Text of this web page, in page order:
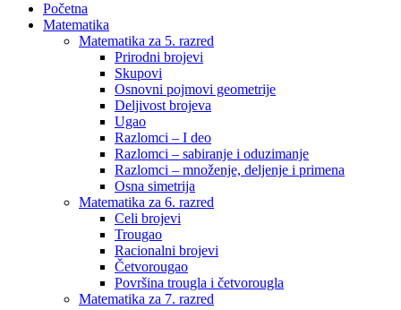
Početna
Matematika
Matematika za 5. razred
Prirodni brojevi
Skupovi
Osnovni pojmovi geometrije
Deljivost brojeva
Ugao
Razlomci – I deo
Razlomci – sabiranje i oduzimanje
Razlomci – množenje, deljenje i primena
Osna simetrija
Matematika za 6. razred
Celi brojevi
Trougao
Racionalni brojevi
Četvorougao
Površina trougla i četvorougla
Matematika za 7. razred